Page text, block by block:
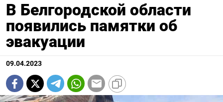
В Белгородской области
появились памятки об
эвакуации
09.04.2023